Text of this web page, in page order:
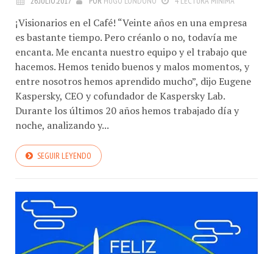
¡Visionarios en el Café! “Veinte años en una empresa
es bastante tiempo. Pero créanlo o no, todavía me
encanta. Me encanta nuestro equipo y el trabajo que
hacemos. Hemos tenido buenos y malos momentos, y
entre nosotros hemos aprendido mucho”, dijo Eugene
Kaspersky, CEO y cofundador de Kaspersky Lab.
Durante los últimos 20 años hemos trabajado día y
noche, analizando y...